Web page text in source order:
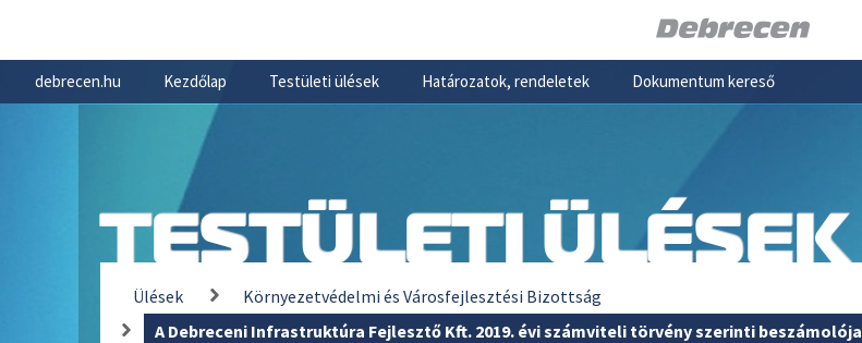
debrecen.hu Kezdőlap Testületi ülések Határozatok, rendeletek Dokumentum kereső
TESTÜLETI ÜLÉSEK
Ülések
Környezetvédelmi és Városfejlesztési Bizottság
A Debreceni Infrastruktúra Fejlesztő Kft. 2019. évi számviteli törvény szerinti beszámolója